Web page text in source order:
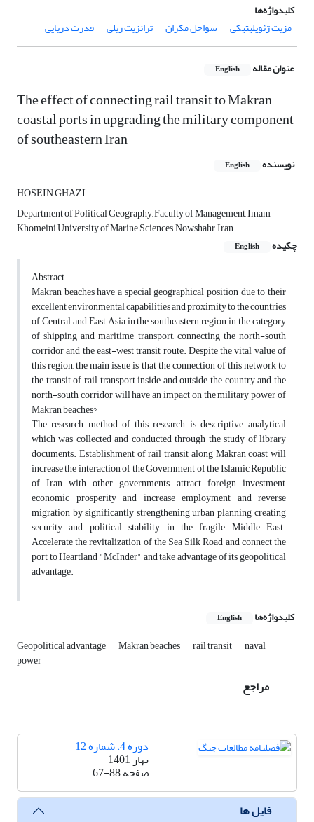
کلیدواژه‌ها
مزیت ژئوپلیتیکی
سواحل مکران ترانزیت ریلی قدرت دریایی
عنوان مقاله English
The effect of connecting rail transit to Makran
coastal ports in upgrading the military component
of southeastern Iran
نویسنده English
HOSEIN GHAZI
Department of Political Geography, Faculty of Management, Imam
Khomeini University of Marine Sciences, Nowshahr, Iran
چکیده
English
Abstract
Makran beaches have a special geographical position due to their
excellent environmental capabilities and proximity to the countries
of Central and East Asia in the southeastern region in the category
of shipping and maritime transport, connecting the north-south
corridor and the east-west transit route. Despite the vital value of
this region, the main issue is that the connection of this network to
the transit of rail transport inside and outside the country and the
north-south corridor will have an impact on the military power of
Makran beaches?
The research method of this research is descriptive-analytical
which was collected and conducted through the study of library
documents. Establishment of rail transit along Makran coast will
increase the interaction of the Government of the Islamic Republic
of Iran with other governments, attract foreign investment,
economic prosperity and increase employment and reverse
migration by significantly strengthening urban planning, creating
security and political stability in the fragile Middle East.
Accelerate the revitalization of the Sea Silk Road and connect the
port to Heartland "McInder" and take advantage of its geopolitical
advantage.
کلیدواژه‌ها English
Geopolitical advantage Makran beaches rail transit naval
power
مراجع
دوره 4، شماره 12
بهار 1401
صفحه67-88
فایل ها